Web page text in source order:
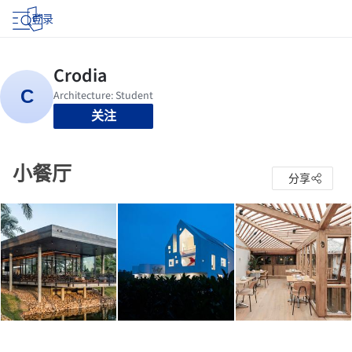
登录
关注
小餐厅 分享